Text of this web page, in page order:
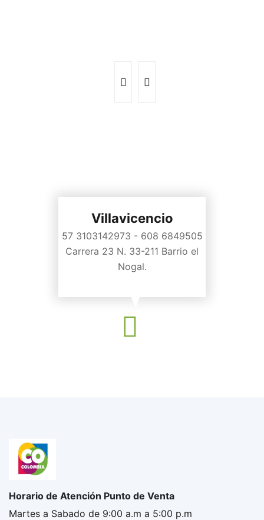
Villavicencio
57 3103142973 - 608 6849505
Carrera 23 N. 33-211 Barrio el
Nogal.
Horario de Atención Punto de Venta
Martes a Sabado de 9:00 a.m a 5:00 p.m